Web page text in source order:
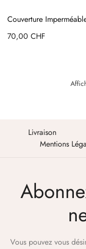
Couverture
Prix
70,00 CHF
Livraison
Mentions
Vous pouvez vous